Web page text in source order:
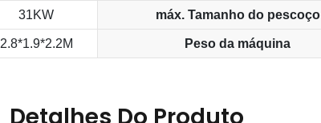
31KW máx. Tamanho do pescoço
2.8*1.9*2.2M Peso da máquina
Detalhes Do Produto